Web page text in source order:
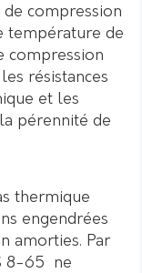
compression
température de
compression
résistances
et les
pérennité de
thermique
engendrées
amorties. Par
8-65 ne